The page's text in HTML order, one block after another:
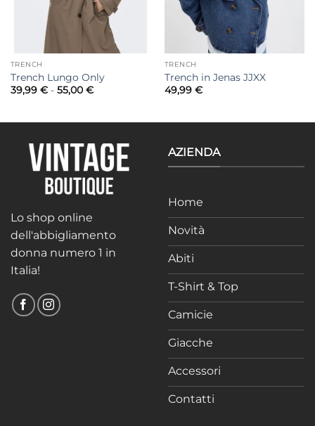
TRENCH
Trench Lungo Only
39,99 € - 55,00 €Fascia
39,99 €
55,00 €
TRENCH
Trench in Jenas JJXX
49,99 €
Lo shop online
dell'abbigliamento
donna numero 1 in
Italia!
AZIENDA
Home
Novità
Abiti
T-Shirt & Top
Camicie
Giacche
Accessori
Contatti